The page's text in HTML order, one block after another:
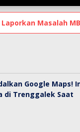
Laporkan Masalah
Google Maps!
di Trenggalek Saat